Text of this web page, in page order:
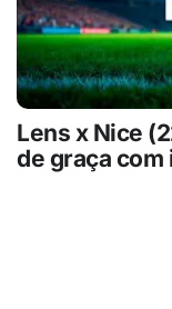
Lens x Nice
de graça com